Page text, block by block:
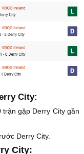
City:
gặp Derry City gần
Derry City.
City: